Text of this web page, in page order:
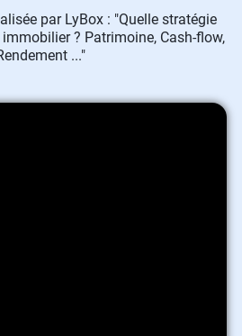
par LyBox : "Quelle stratégie
? Patrimoine, Cash-flow,
..."